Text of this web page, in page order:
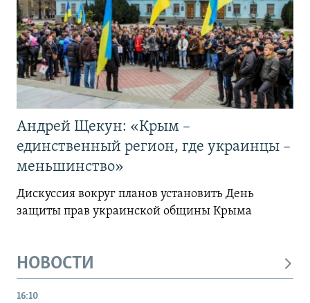
Андрей Щекун: «Крым –
единственный регион, где украинцы –
меньшинство»
Дискуссия вокруг планов установить День
защиты прав украинской общины Крыма
НОВОСТИ
16:10